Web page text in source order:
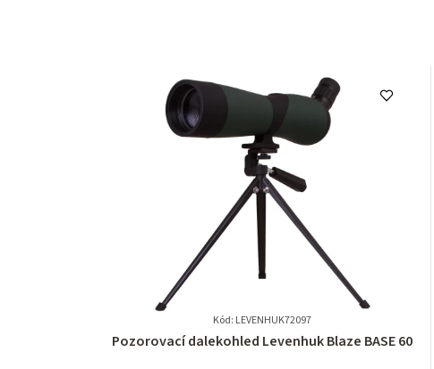
Kód: LEVENHUK72097
Průměrné
Pozorovací dalekohled Levenhuk Blaze BASE 60